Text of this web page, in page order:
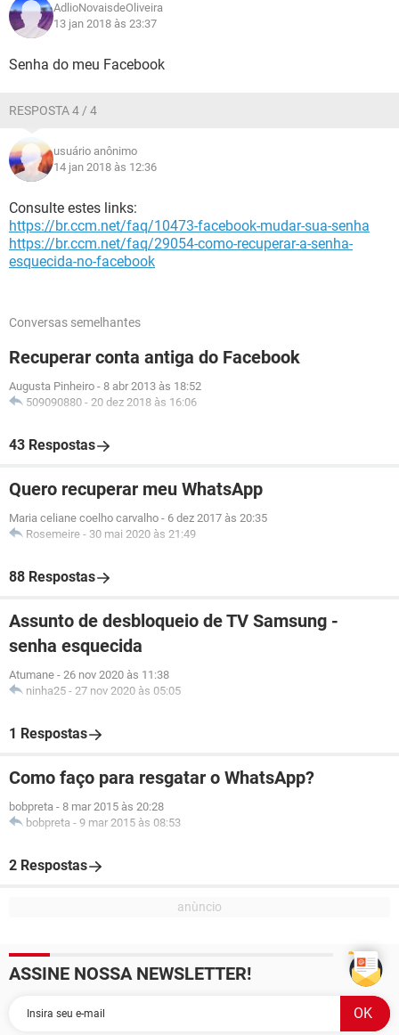
AdlioNovaisdeOliveira
13 jan 2018 às 23:37
Senha do meu Facebook
RESPOSTA 4 / 4
usuário anônimo
14 jan 2018 às 12:36
Consulte estes links:
https://br.ccm.net/faq/10473-facebook-mudar-sua-senha
https://br.ccm.net/faq/29054-como-recuperar-a-senha-
esquecida-no-facebook
Conversas semelhantes
Recuperar conta antiga do Facebook
Augusta Pinheiro - 8 abr 2013 às 18:52
509090880 - 20 dez 2018 às 16:06
43 Respostas
Quero recuperar meu WhatsApp
Maria celiane coelho carvalho - 6 dez 2017 às 20:35
Rosemeire - 30 mai 2020 às 21:49
88 Respostas
Assunto de desbloqueio de TV Samsung -
senha esquecida
Atumane - 26 nov 2020 às 11:38
ninha25 - 27 nov 2020 às 05:05
1 Respostas
Como faço para resgatar o WhatsApp?
bobpreta - 8 mar 2015 às 20:28
bobpreta - 9 mar 2015 às 08:53
2 Respostas
ASSINE NOSSA NEWSLETTER!